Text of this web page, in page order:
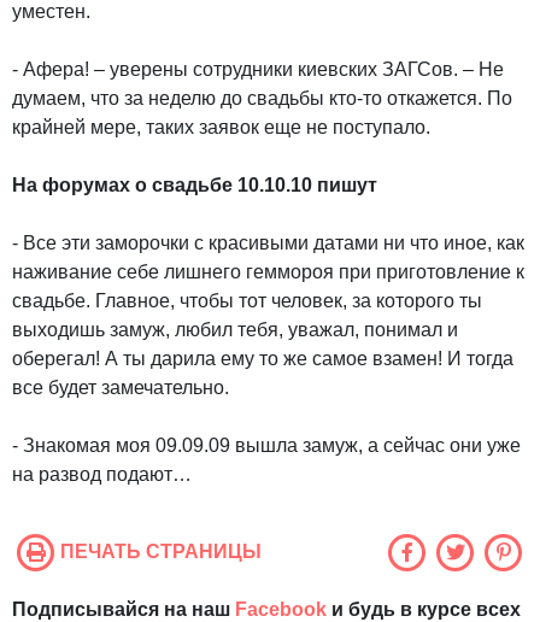
уместен.
- Афера! – уверены сотрудники киевских ЗАГСов. – Не
думаем, что за неделю до свадьбы кто-то откажется. По
крайней мере, таких заявок еще не поступало.
На форумах о свадьбе 10.10.10 пишут
- Все эти заморочки с красивыми датами ни что иное, как
наживание себе лишнего геммороя при приготовление к
свадьбе. Главное, чтобы тот человек, за которого ты
выходишь замуж, любил тебя, уважал, понимал и
оберегал! А ты дарила ему то же самое взамен! И тогда
все будет замечательно.
- Знакомая моя 09.09.09 вышла замуж, а сейчас они уже
на развод подают…
ПЕЧАТЬ СТРАНИЦЫ
Подписывайся на наш Facebook и будь в курсе всех